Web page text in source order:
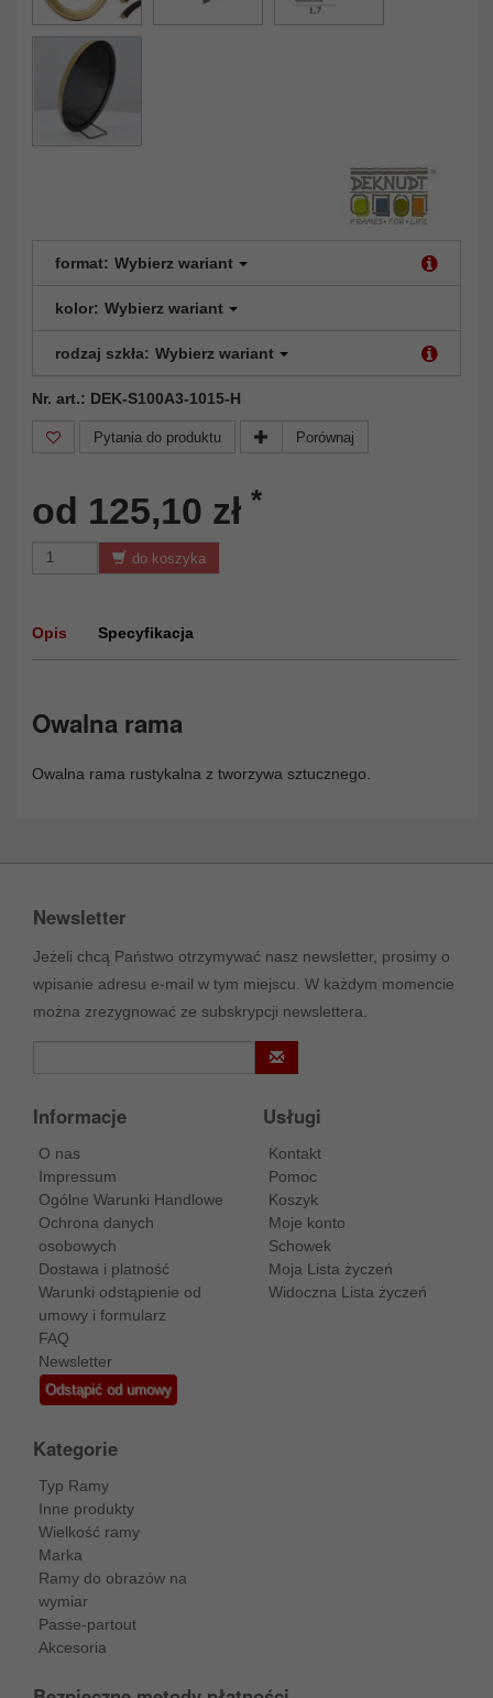
format: Wybierz wariant
kolor: Wybierz wariant
rodzaj szkła: Wybierz wariant
Nr. art.: DEK-S100A3-1015-H
Pytania do produktu Porównaj
od 125,10 zł *
do koszyka
Opis Specyfikacja
Owalna rama
Owalna rama rustykalna z tworzywa sztucznego.
Newsletter
Jeżeli chcą Państwo otrzymywać nasz newsletter, prosimy o
wpisanie adresu e-mail w tym miejscu. W każdym momencie
można zrezygnować ze subskrypcji newslettera.
Informacje
O nas
Impressum
Ogólne Warunki Handlowe
Ochrona danych
osobowych
Dostawa i platność
Warunki odstąpienie od
umowy i formularz
FAQ
Newsletter
Odstąpić od umowy
Usługi
Kontakt
Pomoc
Koszyk
Moje konto
Schowek
Moja Lista życzeń
Widoczna Lista życzeń
Kategorie
Typ Ramy
Inne produkty
Wielkość ramy
Marka
Ramy do obrazów na
wymiar
Passe-partout
Akcesoria